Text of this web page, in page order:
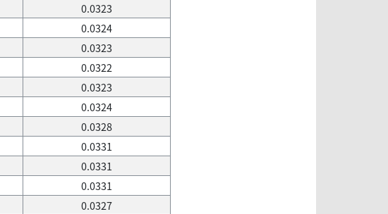
0.0323
0.0324
0.0323
0.0322
0.0323
0.0324
0.0328
0.0331
0.0331
0.0331
0.0327